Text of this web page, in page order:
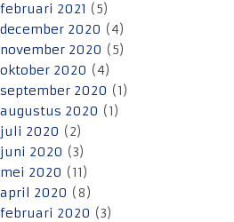
februari 2021 (5)
december 2020 (4)
november 2020 (5)
oktober 2020 (4)
september 2020 (1)
augustus 2020 (1)
juli 2020 (2)
juni 2020 (3)
mei 2020 (11)
april 2020 (8)
februari 2020 (3)